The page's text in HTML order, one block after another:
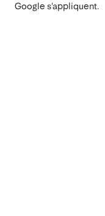
Google s'appliquent.